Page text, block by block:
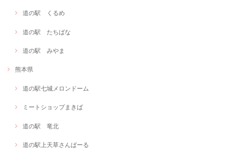
道の駅 くるめ
道の駅 たちばな
道の駅 みやま
熊本県
道の駅七城メロンドーム
ミートショップまきば
道の駅 竜北
道の駅上天草さんぱーる